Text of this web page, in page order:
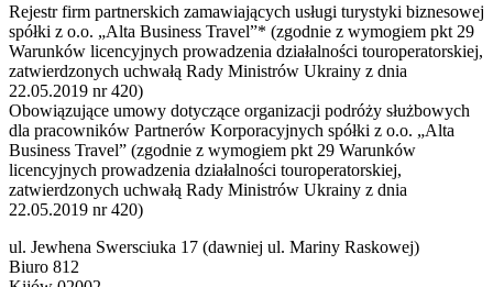
Rejestr firm partnerskich zamawiających usługi turystyki biznesowej
spółki z o.o. „Alta Business Travel”* (zgodnie z wymogiem pkt 29
Warunków licencyjnych prowadzenia działalności touroperatorskiej,
zatwierdzonych uchwałą Rady Ministrów Ukrainy z dnia
22.05.2019 nr 420)
Obowiązujące umowy dotyczące organizacji podróży służbowych
dla pracowników Partnerów Korporacyjnych spółki z o.o. „Alta
Business Travel” (zgodnie z wymogiem pkt 29 Warunków
licencyjnych prowadzenia działalności touroperatorskiej,
zatwierdzonych uchwałą Rady Ministrów Ukrainy z dnia
22.05.2019 nr 420)
ul. Jewhena Swersciuka 17 (dawniej ul. Mariny Raskowej)
Biuro 812